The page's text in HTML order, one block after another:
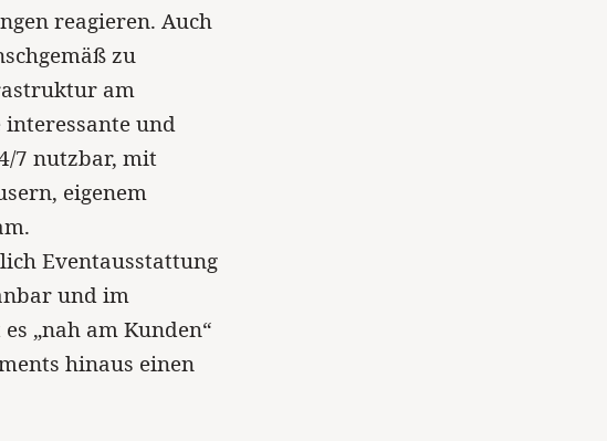
reagieren. Auch
zu
am
und
7 nutzbar, mit
eigenem
Eventausstattung
und im
„nah am Kunden“
hinaus einen